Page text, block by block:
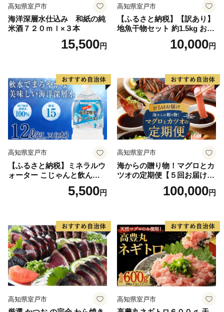
高知県室戸市
海洋深層水仕込み 和紙の純
米酒７２０ｍｌ×３本
15,500円
高知県室戸市
【ふるさと納税】【訳あり】
地魚干物セット 約1.5kg お楽
しみ 干物 おかず おつまみ 魚
魚介類 惣菜 傷あり ご家庭用
10,000円
高知県室戸市
【ふるさと納税】ミネラルウ
ォーター こじゃんと飲んで
みんかよセット 2L×6本 硬度
15 水 ペットボトル マリンゴ
5,500円
高知県室戸市
海からの贈り物！マグロとカ
ツオの定期便【５回お届け】
海鮮 魚 刺身 まぐろ 鮪 かつ
お 鰹 たたき 高知100,000円
高知県室戸市 高知県室戸市